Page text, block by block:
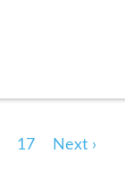
17 Next ›